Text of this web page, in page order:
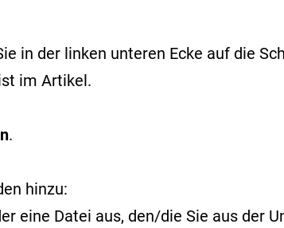
in der linken unteren Ecke auf die
im Artikel.
.
hinzu:
eine Datei aus, den/die Sie aus der